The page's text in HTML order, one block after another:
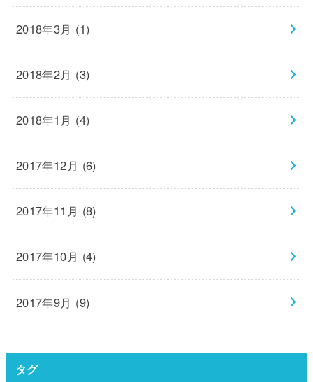
2018年3月 (1)
2018年2月 (3)
2018年1月 (4)
2017年12月 (6)
2017年11月 (8)
2017年10月 (4)
2017年9月 (9)
タグ